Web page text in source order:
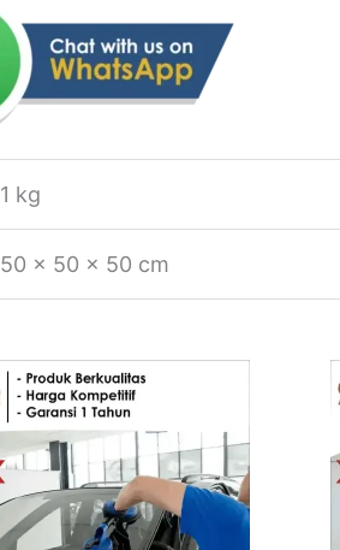
1 kg
50 × 50 × 50 cm